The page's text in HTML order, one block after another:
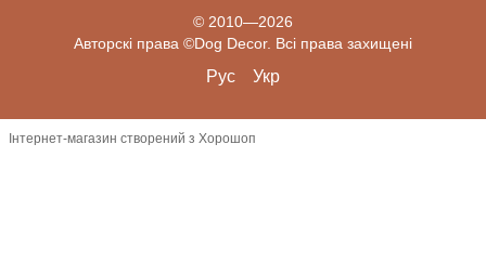
© 2010—2026
Авторскі права ©Dog Decor. Всі права захищені
Рус Укр
Інтернет-магазин створений з Хорошоп